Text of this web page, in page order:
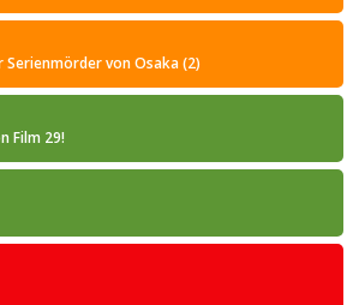
Serienmörder von Osaka (2)
Film 29!